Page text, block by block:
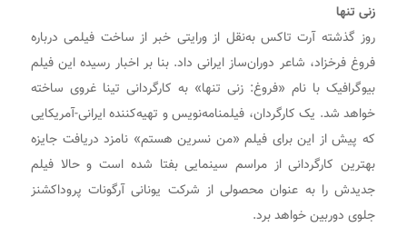
زنی تنها
روز گذشته آرت تاکس به‌نقل از ورایتی خبر از ساخت فیلمی درباره
فروغ فرخزاد، شاعر دوران‌ساز ایرانی داد. بنا بر اخبار رسیده این فیلم
بیوگرافیک با نام «فروغ: زنی تنها» به کارگردانی تینا غروی ساخته
خواهد شد. یک کارگردان، فیلمنامه‌نویس و تهیه‌کننده ایرانی-آمریکایی
که پیش از این برای فیلم «من نسرین هستم» نامزد دریافت جایزه
بهترین کارگردانی از مراسم سینمایی بفتا شده است و حالا فیلم
جدیدش را به عنوان محصولی از شرکت یونانی آرگونات پروداکشنز
جلوی دوربین خواهد برد.